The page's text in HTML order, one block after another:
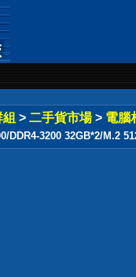
> 二手貨市場 > 電腦
DDR4-3200 32GB*2/M.2